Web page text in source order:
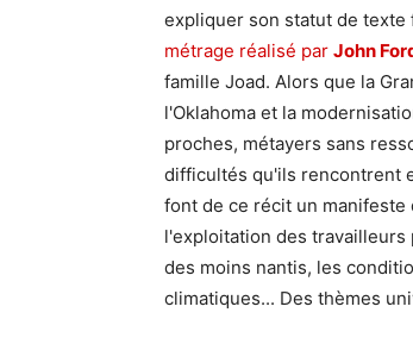
expliquer son statut de texte
métrage réalisé par John
famille Joad. Alors que la
l'Oklahoma et la
proches, métayers sans
difficultés qu'ils rencontrent
font de ce récit un manifeste
l'exploitation des
des moins nantis, les
climatiques... Des thèmes